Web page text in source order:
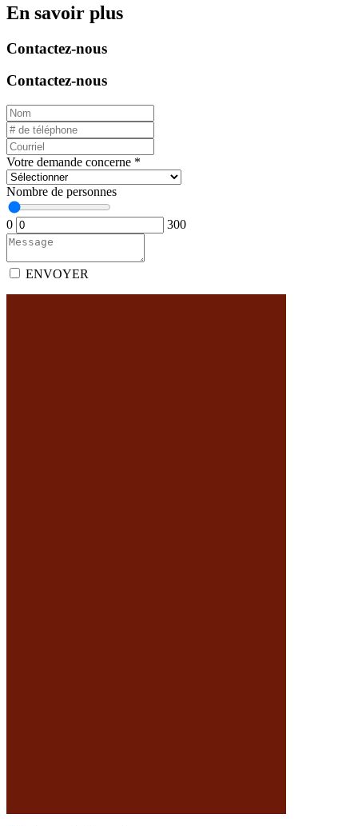
En savoir plus
Contactez-nous
Contactez-nous
Votre demande concerne *
Nombre de personnes
0 300
ENVOYER